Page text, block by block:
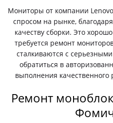
Мониторы от компании
спросом на рынке,
качеству сборки. Это
требуется ремонт
сталкиваются с
обратиться в
выполнения
Ремонт